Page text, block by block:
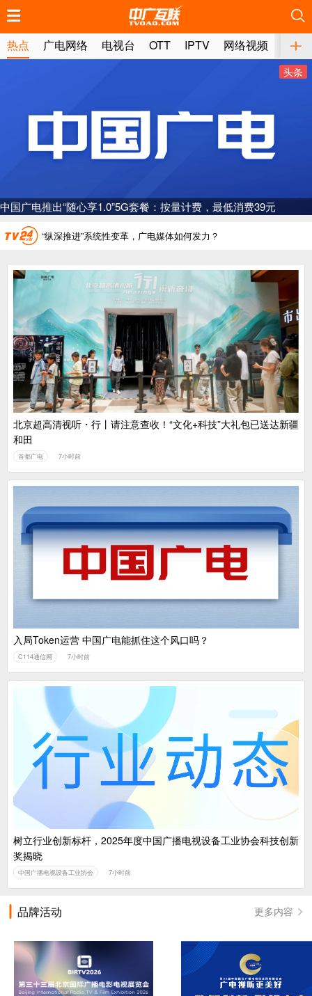
热点 广电网络 电视台 OTT IPTV 网络视频 媒体
头条
“广电方案”纳入国家应急通信一体化保障体系
广电总局对互联网电视自动续费专项治理
中国广电：编制一体化电视技术标准白皮书
一电视频道开播
“纵深推进”系统性变革，广电媒体如何发力？
“一省一网”，中国广电为何走了二十年？
广电总局对互联网电视自动续费专项治理
中国广电：编制一体化电视技术标准白皮书
推荐
北京超高清视听・行丨请注意查收！“文化+科技”大礼包已送达新疆
和田
首都广电 7小时前
推荐
入局Token运营 中国广电能抓住这个风口吗？
C114通信网 7小时前
推荐
树立行业创新标杆，2025年度中国广播电视设备工业协会科技创新
奖揭晓
中国广播电视设备工业协会 7小时前
品牌活动 更多内容
推荐
推荐
推荐
推荐
推荐
推荐
推荐
推荐
推荐
推荐
推荐
推荐
推荐
推荐
推荐
推荐
推荐